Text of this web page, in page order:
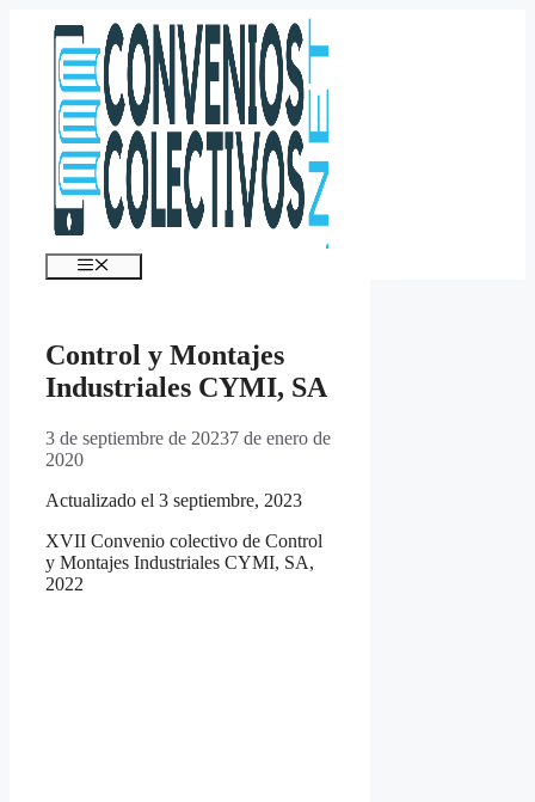
contenido
Menú
Control y Montajes
Industriales CYMI, SA
3 de septiembre de 20237 de enero de
2020
Actualizado el 3 septiembre, 2023
XVII Convenio colectivo de Control
y Montajes Industriales CYMI, SA,
2022